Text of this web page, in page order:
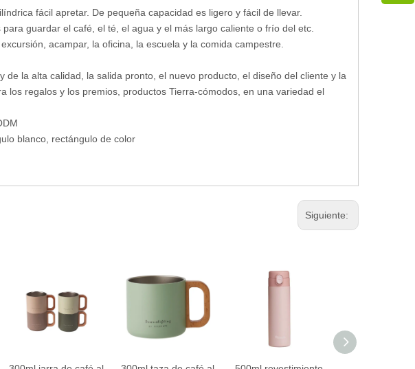
fácil apretar. De pequeña capacidad es ligero y fácil de llevar.
guardar el café, el té, el agua y el más largo caliente o frío del etc.
acampar, la oficina, la escuela y la comida campestre.
de la alta calidad, la salida pronto, el nuevo producto, el diseño del cliente y la
los regalos y los premios, productos Tierra-cómodos, en una variedad el
blanco, rectángulo de color
Siguiente: